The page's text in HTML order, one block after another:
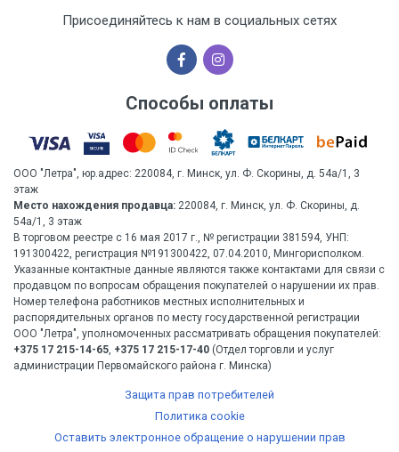
Присоединяйтесь к нам в социальных сетях
Способы оплаты
ООО "Летра", юр.адрес: 220084, г. Минск, ул. Ф. Скорины, д. 54а/1, 3
этаж
Место нахождения продавца: 220084, г. Минск, ул. Ф. Скорины, д.
54а/1, 3 этаж
В торговом реестре с 16 мая 2017 г., № регистрации 381594, УНП:
191300422, регистрация №191300422, 07.04.2010, Мингорисполком.
Указанные контактные данные являются также контактами для связи с
продавцом по вопросам обращения покупателей о нарушении их прав.
Номер телефона работников местных исполнительных и
распорядительных органов по месту государственной регистрации
ООО "Летра", уполномоченных рассматривать обращения покупателей:
+375 17 215-14-65, +375 17 215-17-40 (Отдел торговли и услуг
администрации Первомайского района г. Минска)
Защита прав потребителей
Политика cookie
Оставить электронное обращение о нарушении прав